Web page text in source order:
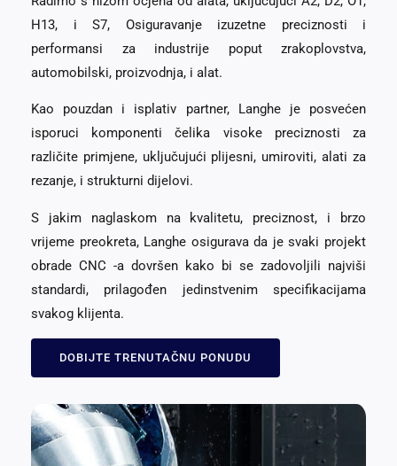
H13, i S7, Osiguravanje izuzetne preciznosti i
performansi za industrije poput zrakoplovstva,
automobilski, proizvodnja, i alat.
Kao pouzdan i isplativ partner, Langhe je posvećen
isporuci komponenti čelika visoke preciznosti za
različite primjene, uključujući plijesni, umiroviti, alati za
rezanje, i strukturni dijelovi.
S jakim naglaskom na kvalitetu, preciznost, i brzo
vrijeme preokreta, Langhe osigurava da je svaki projekt
obrade CNC -a dovršen kako bi se zadovoljili najviši
standardi, prilagođen jedinstvenim specifikacijama
svakog klijenta.
DOBIJTE TRENUTAČNU PONUDU